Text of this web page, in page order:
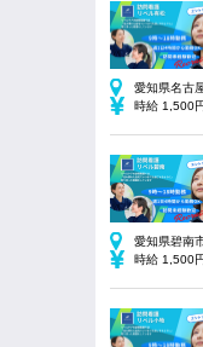
愛知県名古
時給 1,500
愛知県碧南
時給 1,500